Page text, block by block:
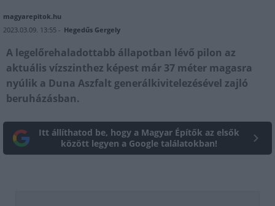
magyarepitok.hu
2023.03.09. 13:55 - Hegedűs Gergely
A legelőrehaladottabb állapotban lévő pilon az
aktuális vízszinthez képest már 37 méter magasra
nyúlik a Duna Aszfalt generálkivitelezésével zajló
beruházásban.
Itt állíthatod be, hogy a Magyar Építők az elsők
között legyen a Google találatokban!